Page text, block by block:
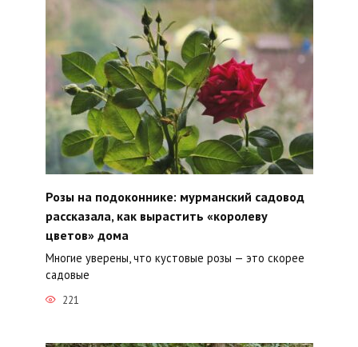
Розы на подоконнике: мурманский садовод
рассказала, как вырастить «королеву
цветов» дома
Многие уверены, что кустовые розы — это скорее
садовые
221